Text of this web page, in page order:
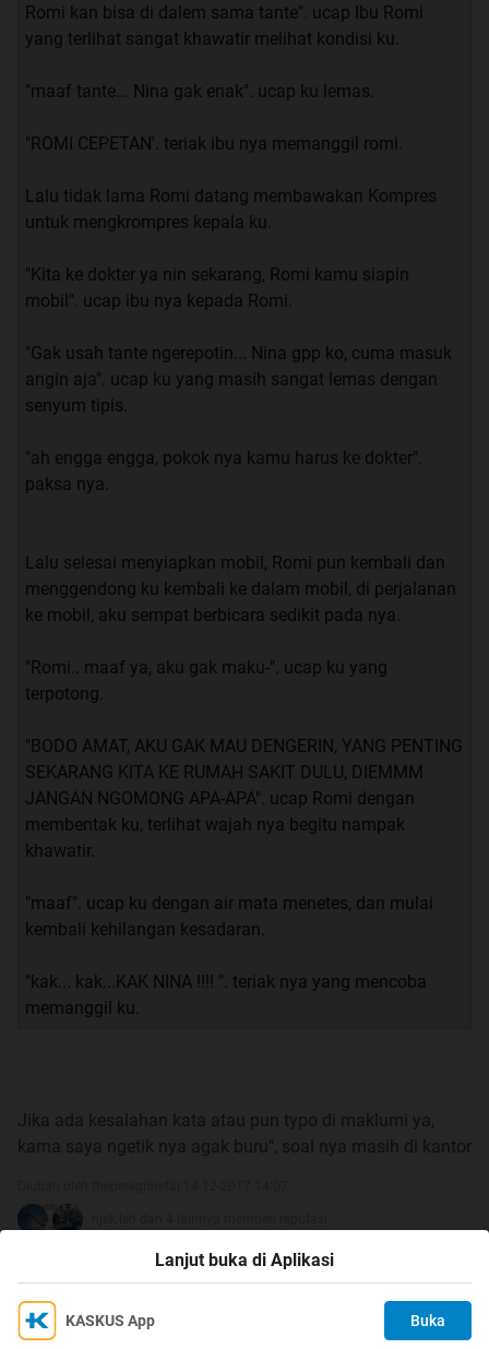
Romi kan bisa di dalem sama tante". ucap Ibu Romi
yang terlihat sangat khawatir melihat kondisi ku.
"maaf tante... Nina gak enak". ucap ku lemas.
"ROMI CEPETAN'. teriak ibu nya memanggil romi.
Lalu tidak lama Romi datang membawakan Kompres
untuk mengkrompres kepala ku.
"Kita ke dokter ya nin sekarang, Romi kamu siapin
mobil". ucap ibu nya kepada Romi.
"Gak usah tante ngerepotin... Nina gpp ko, cuma masuk
angin aja". ucap ku yang masih sangat lemas dengan
senyum tipis.
"ah engga engga, pokok nya kamu harus ke dokter".
paksa nya.
Lalu selesai menyiapkan mobil, Romi pun kembali dan
menggendong ku kembali ke dalam mobil, di perjalanan
ke mobil, aku sempat berbicara sedikit pada nya.
"Romi.. maaf ya, aku gak maku-". ucap ku yang
terpotong.
"BODO AMAT, AKU GAK MAU DENGERIN, YANG PENTING
SEKARANG KITA KE RUMAH SAKIT DULU, DIEMMM
JANGAN NGOMONG APA-APA". ucap Romi dengan
membentak ku, terlihat wajah nya begitu nampak
khawatir.
"maaf". ucap ku dengan air mata menetes, dan mulai
kembali kehilangan kesadaran.
"kak... kak...KAK NINA !!!! ". teriak nya yang mencoba
memanggil ku.
Jika ada kesalahan kata atau pun typo di maklumi ya,
karna saya ngetik nya agak buru", soal nya masih di kantor
Ikuti KASKUS di
Kami menggunakan Cookies
Lanjut buka di Aplikasi
KASKUS App Buka